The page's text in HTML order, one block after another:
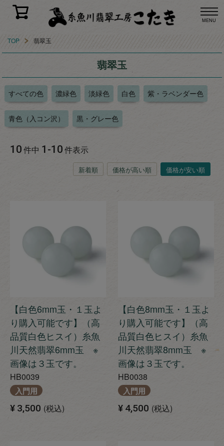
MENU
TOP 翡翠玉
翡翠玉
すべての色 濃緑色 淡緑色 白色 紫・ラベンダー色
青色（入コン沢） 黒・グレー色
新着順 価格が高い順 価格が安い順
10件中 1 -10件表示
【白色6mm玉・１玉よ
り購入可能です】（高
品質白色ヒスイ）糸魚
川天然翡翠6mm玉 ※
画像は３玉です。
HB0039
入門用
¥ 3,500 税込
【白色8mm玉・１玉よ
り購入可能です】（高
品質白色ヒスイ）糸魚
川天然翡翠8mm玉 ※
画像は３玉です。
HB0038
入門用
¥ 4,500 税込